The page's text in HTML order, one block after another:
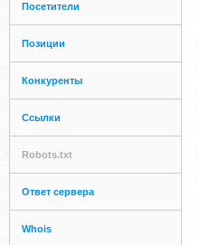
Посетители
Позиции
Конкуренты
Ссылки
Robots.txt
Ответ сервера
Whois